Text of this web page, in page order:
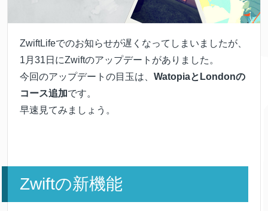
ZwiftLifeでのお知らせが遅くなってしまいましたが、
1月31日にZwiftのアップデートがありました。
今回のアップデートの目玉は、 WatopiaとLondonの
コース追加です。
早速見てみましょう。
Zwiftの新機能